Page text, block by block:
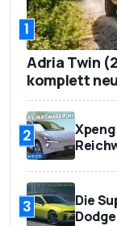
1
Adria Twin
komplett neu
2
3
Die